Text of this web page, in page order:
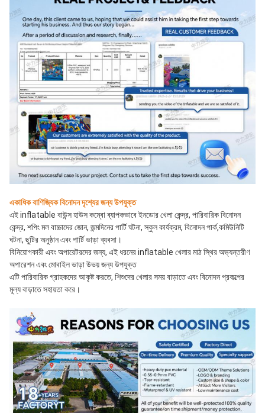
একাধিক বাণিজ্যিক বিনোদন দৃশ্যের জন্য উপযুক্ত
এই inflatable বাউন্স হাউস কম্বো ব্যাপকভাবে ইনডোর খেলা কেন্দ্র, পারিবারিক বিনোদন
কেন্দ্র, শপিং মল বাচ্চাদের জোন, জন্মদিনের পার্টি ঘটনা, স্কুল কার্যক্রম, বিনোদন পার্ক,কমিউনিটি
ঘটনা, ছুটির অনুষ্ঠান এবং পার্টি ভাড়া ব্যবসা।
বিনিয়োগকারী এবং অপারেটরদের জন্য, এই ধরনের inflatable খেলার মাঠ স্থির অভ্যন্তরীণ
অপারেশন এবং মোবাইল ভাড়া উভয় জন্য উপযুক্ত
এটি পারিবারিক গ্রাহকদের আকৃষ্ট করতে, শিশুদের খেলার সময় বাড়াতে এবং বিনোদন প্রকল্পের
মূল্য বাড়াতে সহায়তা করে।